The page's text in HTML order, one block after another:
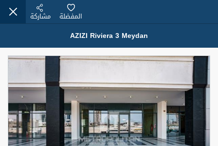
عقارات للبيع (12441)
للبيع 1,350,000 درهم
سرير حمام
المنطقة (متر
AZIZI Riviera 3 Meydan
المفضلة مشاركة